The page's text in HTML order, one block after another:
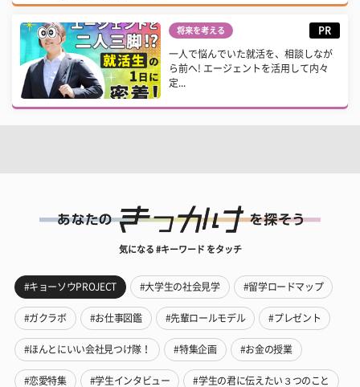
将来を考える PR
一人で悩んでいた就活を、相談しなが
ら前へ! エージェントを活用して内々
定...
気になる #キーワード をタッチ
#キョーソウPROJECT #大学生の社会見学 #留学ロードマップ
#ガクラボ #お仕事図鑑 #先輩ロールモデル #プレゼント
#ほんとにいい会社見つけ隊！ #特集企画 #お金の授業
#恋愛特集 #学生インタビュー #学生の君に伝えたい３つのこと